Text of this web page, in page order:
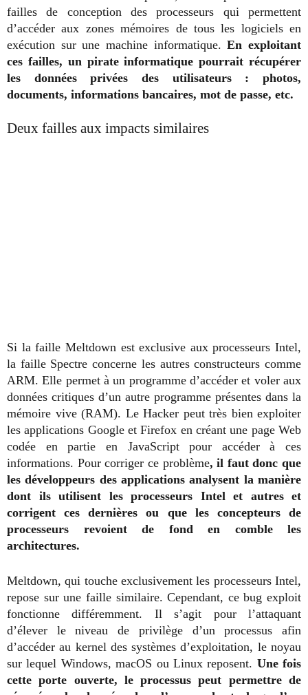
failles de conception des processeurs qui permettent
d’accéder aux zones mémoires de tous les logiciels en
exécution sur une machine informatique.En exploitant
ces failles, un pirate informatique pourrait récupérer
les données privées des utilisateurs : photos,
documents, informations bancaires, mot de passe, etc.
Deux failles aux impacts similaires
Si la faille Meltdown est exclusive aux processeurs Intel,
la faille Spectre concerne les autres constructeurs comme
ARM. Elle permet à un programme d’accéder et voler aux
données critiques d’un autre programme présentes dans la
mémoire vive (RAM). Le Hacker peut très bien exploiter
les applications Google et Firefox en créant une page Web
codée en partie en JavaScript pour accéder à ces
informations. Pour corriger ce problème, il faut donc que
les développeurs des applications analysent la manière
dont ils utilisent les processeurs Intel et autres et
corrigent ces dernières ou que les concepteurs de
processeurs revoient de fond en comble les
architectures.
Meltdown, qui touche exclusivement les processeurs Intel,
repose sur une faille similaire. Cependant, ce bug exploit
fonctionne différemment. Il s’agit pour l’attaquant
d’élever le niveau de privilège d’un processus afin
d’accéder au kernel des systèmes d’exploitation, le noyau
sur lequel Windows, macOS ou Linux reposent. Une fois
cette porte ouverte, le processus peut permettre de